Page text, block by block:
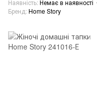
Наявність Немає в наявності
Бренд Home Story